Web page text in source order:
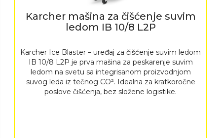
Karcher mašina za čišćenje suvim
ledom IB 10/8 L2P
Karcher Ice Blaster – uređaj za čišćenje suvim ledom
IB 10/8 L2P je prva mašina za peskarenje suvim
ledom na svetu sa integrisanom proizvodnjom
suvog leda iz tečnog CO². Idealna za kratkoročne
poslove čišćenja, bez složene logistike.